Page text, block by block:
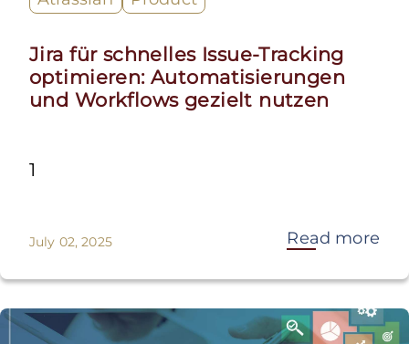
Jira für schnelles Issue-Tracking
optimieren: Automatisierungen
und Workflows gezielt nutzen
1
July 02, 2025 Read more